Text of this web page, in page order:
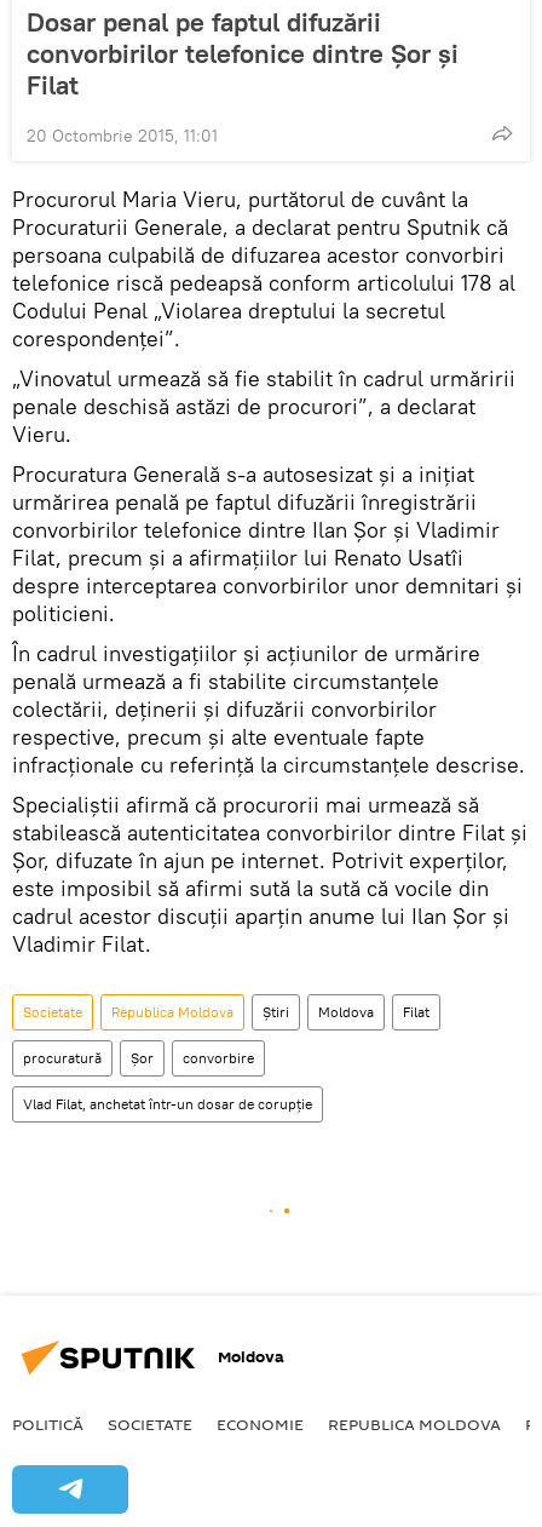
Dosar penal pe faptul difuzării
convorbirilor telefonice dintre Şor şi
Filat
20 Octombrie 2015, 11:01
Procurorul Maria Vieru, purtătorul de cuvânt la
Procuraturii Generale, a declarat pentru Sputnik că
persoana culpabilă de difuzarea acestor convorbiri
telefonice riscă pedeapsă conform articolului 178 al
Codului Penal „Violarea dreptului la secretul
corespondenţei”.
„Vinovatul urmează să fie stabilit în cadrul urmăririi
penale deschisă astăzi de procurori”, a declarat
Vieru.
Procuratura Generală s-a autosesizat și a iniţiat
urmărirea penală pe faptul difuzării înregistrării
convorbirilor telefonice dintre Ilan Șor și Vladimir
Filat, precum și a afirmațiilor lui Renato Usatîi
despre interceptarea convorbirilor unor demnitari și
politicieni.
În cadrul investigațiilor și acțiunilor de urmărire
penală urmează a fi stabilite circumstanțele
colectării, deținerii și difuzării convorbirilor
respective, precum și alte eventuale fapte
infracționale cu referință la circumstanțele descrise.
Specialiştii afirmă că procurorii mai urmează să
stabilească autenticitatea convorbirilor dintre Filat şi
Şor, difuzate în ajun pe internet. Potrivit experţilor,
este imposibil să afirmi sută la sută că vocile din
cadrul acestor discuţii aparţin anume lui Ilan Şor şi
Vladimir Filat.
Societate Republica Moldova Știri Moldova Filat
procuratură Şor convorbire
Vlad Filat, anchetat într-un dosar de corupţie
Moldova
POLITICĂ SOCIETATE ECONOMIE REPUBLICA MOLDOVA